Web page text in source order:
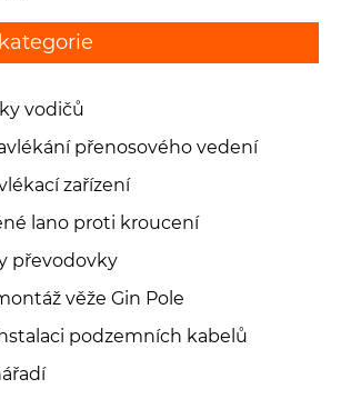
vodičů
přenosového vedení
zařízení
lano proti kroucení
převodovky
věže Gin Pole
podzemních kabelů